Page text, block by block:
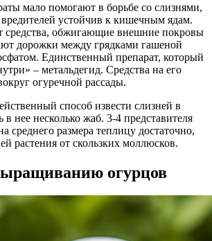
мало помогают в борьбе со слизнями,
вредителей устойчив к кишечным ядам.
обжигающие внешние покровы
дорожки между грядками гашеной
Единственный препарат, который
– метальдегид. Средства на его
огуречной рассады.
способ извести слизней в
в нее несколько жаб. 3-4 представителя
среднего размера теплицу достаточно,
растения от скользких моллюсков.
огурцов